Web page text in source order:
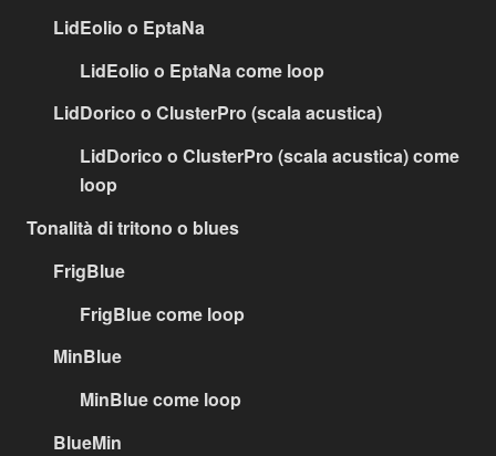
LidEolio o EptaNa
LidEolio o EptaNa come loop
LidDorico o ClusterPro (scala acustica)
LidDorico o ClusterPro (scala acustica) come
loop
Tonalità di tritono o blues
FrigBlue
FrigBlue come loop
MinBlue
MinBlue come loop
BlueMin